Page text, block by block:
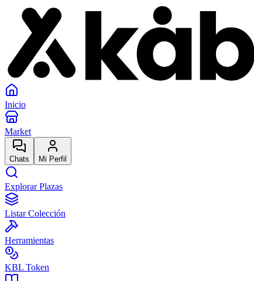
Inicio
Market
Chats Mi Perfil
Explorar Plazas
Listar Colección
Herramientas
KBL Token